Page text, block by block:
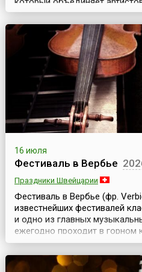
он прошел в июле 1992 года.
собрало более тысячи
фестиваль проходит
годом все больше
Белоруссии, России и
16 июля
Фестиваль в Вербье
Праздники Швейцарии
Фестиваль в Вербье (фр.
известнейших фестивалей
и одно из главных
ежегодно проходит в горном
двух недель во второй
возник в этом небольшом
Швейцарских Альп, в 1994